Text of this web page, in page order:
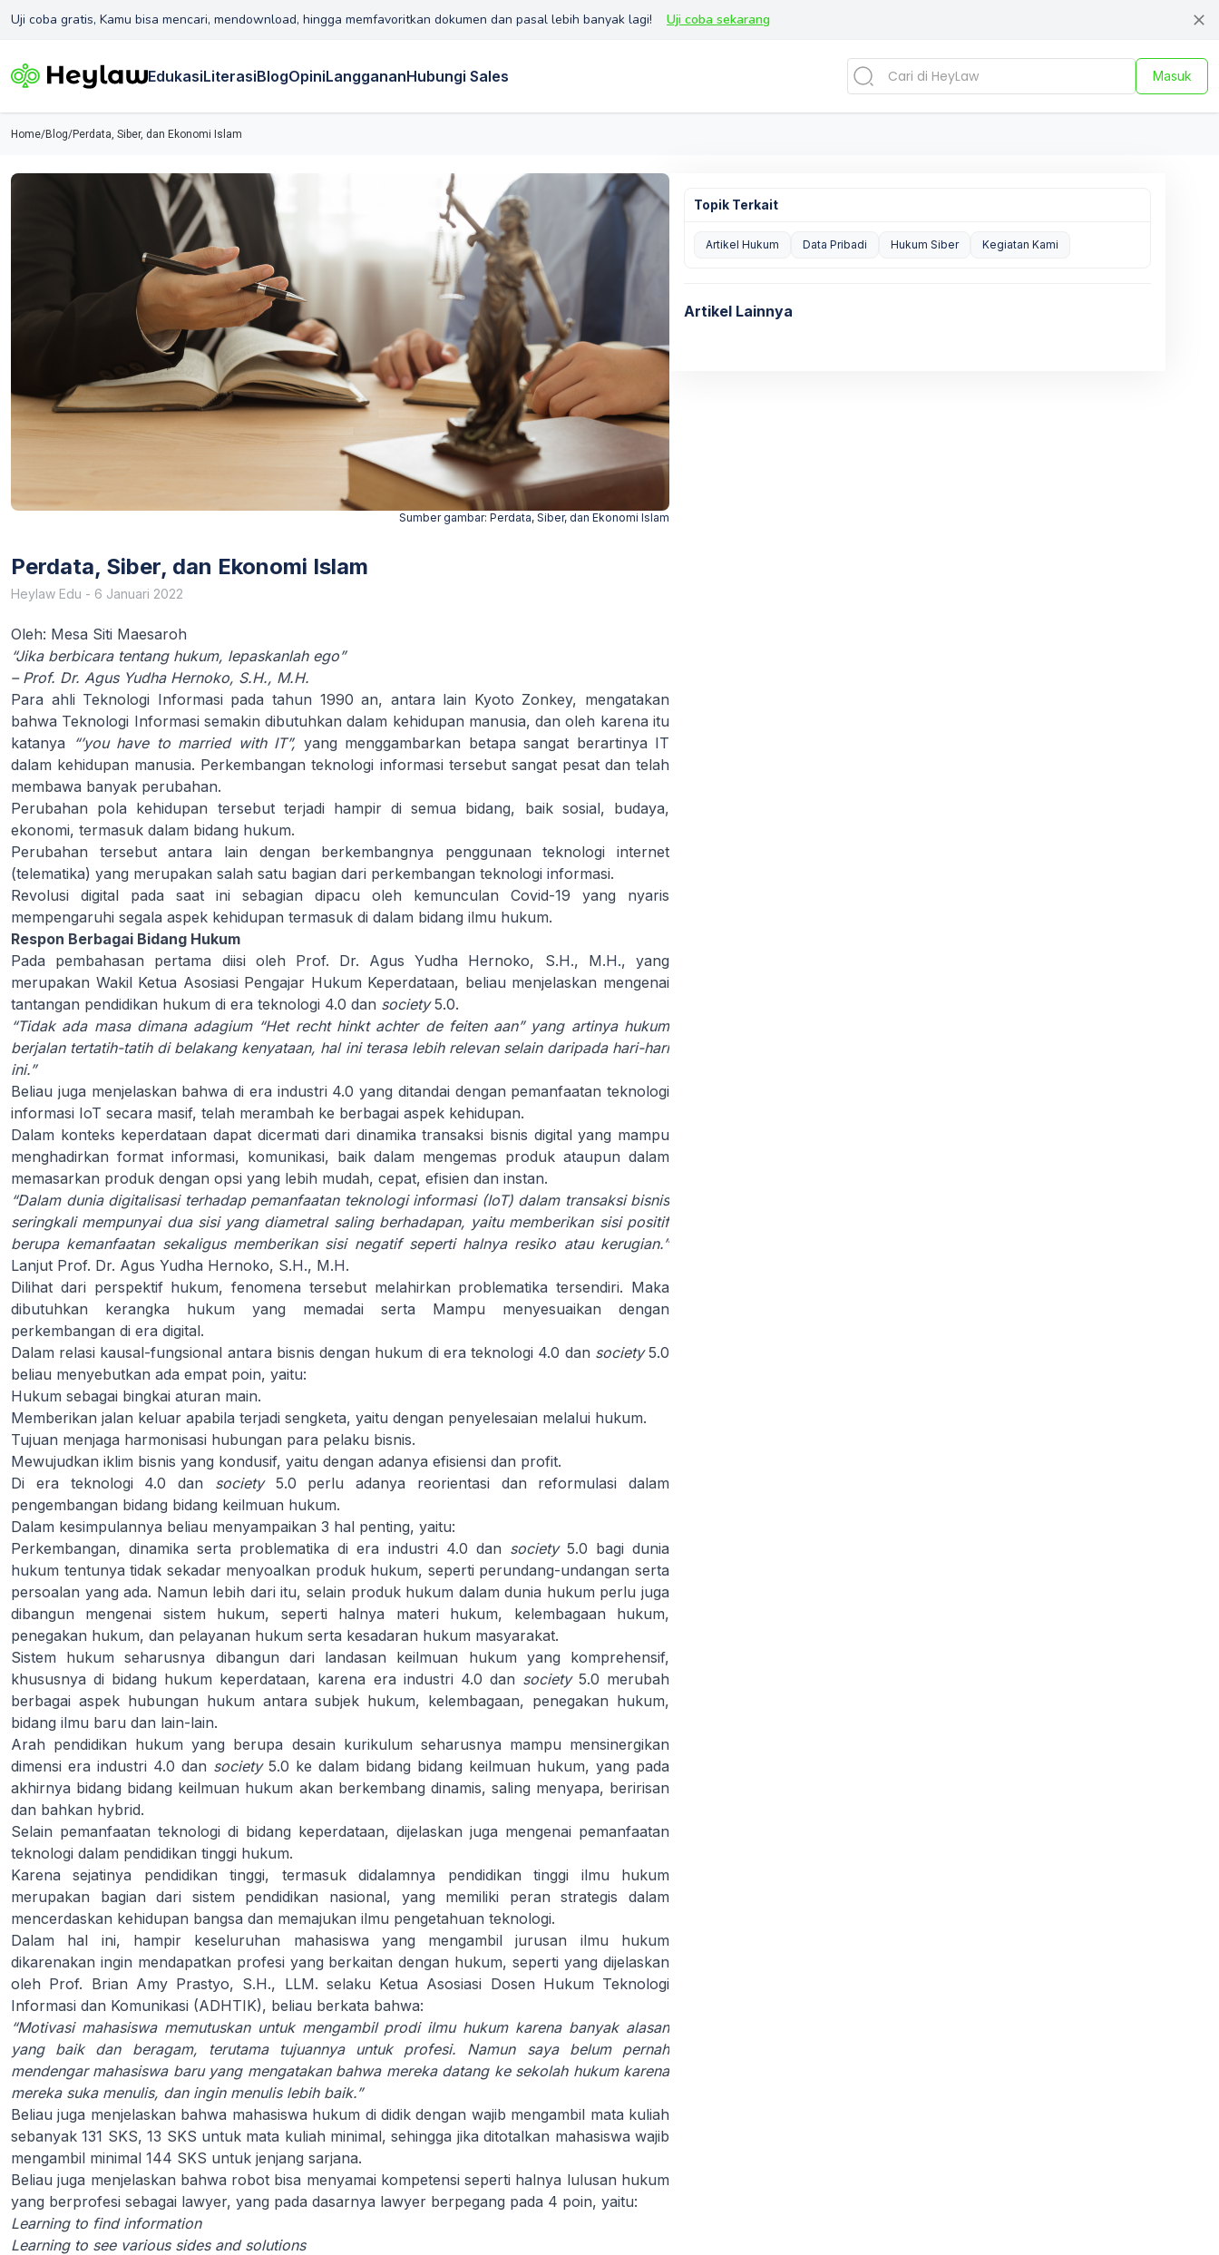
Uji coba gratis, Kamu bisa mencari, mendownload, hingga memfavoritkan dokumen dan pasal lebih banyak lagi! Uji coba sekarang
EdukasiLiterasiBlogOpiniLanggananHubungi Sales Masuk
Home/Blog/Perdata, Siber, dan Ekonomi Islam
Sumber gambar: Perdata, Siber, dan Ekonomi Islam
Perdata, Siber, dan Ekonomi Islam
Heylaw Edu - 6 Januari 2022
Oleh: Mesa Siti Maesaroh
“Jika berbicara tentang hukum, lepaskanlah ego”
– Prof. Dr. Agus Yudha Hernoko, S.H., M.H.
Para ahli Teknologi Informasi pada tahun 1990 an, antara lain Kyoto Zonkey, mengatakan
bahwa Teknologi Informasi semakin dibutuhkan dalam kehidupan manusia, dan oleh karena itu
katanya
“’you have to married with IT”, yang menggambarkan betapa sangat berartinya IT
dalam kehidupan manusia. Perkembangan teknologi informasi tersebut sangat pesat dan telah
membawa banyak perubahan.
Perubahan pola kehidupan tersebut terjadi hampir di semua bidang, baik sosial, budaya,
ekonomi, termasuk dalam bidang hukum.
Perubahan tersebut antara lain dengan berkembangnya penggunaan teknologi internet
(telematika) yang merupakan salah satu bagian dari perkembangan teknologi informasi.
Revolusi digital pada saat ini sebagian dipacu oleh kemunculan Covid-19 yang nyaris
mempengaruhi segala aspek kehidupan termasuk di dalam bidang ilmu hukum.
Respon Berbagai Bidang Hukum
Pada pembahasan pertama diisi oleh Prof. Dr. Agus Yudha Hernoko, S.H., M.H., yang
merupakan Wakil Ketua Asosiasi Pengajar Hukum Keperdataan, beliau menjelaskan mengenai
tantangan pendidikan hukum di era teknologi 4.0 dan society5.0.
“Tidak ada masa dimana adagium “Het recht hinkt achter de feiten aan” yang artinya hukum
berjalan tertatih-tatih di belakang kenyataan, hal ini terasa lebih relevan selain daripada hari-hari
ini.”
Beliau juga menjelaskan bahwa di era industri 4.0 yang ditandai dengan pemanfaatan teknologi
informasi IoT secara masif, telah merambah ke berbagai aspek kehidupan.
Dalam konteks keperdataan dapat dicermati dari dinamika transaksi bisnis digital yang mampu
menghadirkan format informasi, komunikasi, baik dalam mengemas produk ataupun dalam
memasarkan produk dengan opsi yang lebih mudah, cepat, efisien dan instan.
“Dalam dunia digitalisasi terhadap pemanfaatan teknologi informasi (IoT) dalam transaksi bisnis
seringkali mempunyai dua sisi yang diametral saling berhadapan, yaitu memberikan sisi positif
berupa kemanfaatan sekaligus memberikan sisi negatif seperti halnya resiko atau kerugian.”
Lanjut Prof. Dr. Agus Yudha Hernoko, S.H., M.H.
Dilihat dari perspektif hukum, fenomena tersebut melahirkan problematika tersendiri. Maka
dibutuhkan kerangka hukum yang memadai serta Mampu menyesuaikan dengan
perkembangan di era digital.
Dalam relasi kausal-fungsional antara bisnis dengan hukum di era teknologi 4.0 dan society5.0
beliau menyebutkan ada empat poin, yaitu:
Hukum sebagai bingkai aturan main.
Memberikan jalan keluar apabila terjadi sengketa, yaitu dengan penyelesaian melalui hukum.
Tujuan menjaga harmonisasi hubungan para pelaku bisnis.
Mewujudkan iklim bisnis yang kondusif, yaitu dengan adanya efisiensi dan profit.
Di era teknologi 4.0 dan society5.0 perlu adanya reorientasi dan reformulasi dalam
pengembangan bidang bidang keilmuan hukum.
Dalam kesimpulannya beliau menyampaikan 3 hal penting, yaitu:
Perkembangan, dinamika serta problematika di era industri 4.0 dan society 5.0 bagi dunia
hukum tentunya tidak sekadar menyoalkan produk hukum, seperti perundang-undangan serta
persoalan yang ada. Namun lebih dari itu, selain produk hukum dalam dunia hukum perlu juga
dibangun mengenai sistem hukum, seperti halnya materi hukum, kelembagaan hukum,
penegakan hukum, dan pelayanan hukum serta kesadaran hukum masyarakat.
Sistem hukum seharusnya dibangun dari landasan keilmuan hukum yang komprehensif,
khususnya di bidang hukum keperdataan, karena era industri 4.0 dan society 5.0 merubah
berbagai aspek hubungan hukum antara subjek hukum, kelembagaan, penegakan hukum,
bidang ilmu baru dan lain-lain.
Arah pendidikan hukum yang berupa desain kurikulum seharusnya mampu mensinergikan
dimensi era industri 4.0 dan society5.0 ke dalam bidang bidang keilmuan hukum, yang pada
akhirnya bidang bidang keilmuan hukum akan berkembang dinamis, saling menyapa, beririsan
dan bahkan hybrid.
Selain pemanfaatan teknologi di bidang keperdataan, dijelaskan juga mengenai pemanfaatan
teknologi dalam pendidikan tinggi hukum.
Karena sejatinya pendidikan tinggi, termasuk didalamnya pendidikan tinggi ilmu hukum
merupakan bagian dari sistem pendidikan nasional, yang memiliki peran strategis dalam
mencerdaskan kehidupan bangsa dan memajukan ilmu pengetahuan teknologi.
Dalam hal ini, hampir keseluruhan mahasiswa yang mengambil jurusan ilmu hukum
dikarenakan ingin mendapatkan profesi yang berkaitan dengan hukum, seperti yang dijelaskan
oleh Prof. Brian Amy Prastyo, S.H., LLM. selaku Ketua Asosiasi Dosen Hukum Teknologi
Informasi dan Komunikasi (ADHTIK), beliau berkata bahwa:
“Motivasi mahasiswa memutuskan untuk mengambil prodi ilmu hukum karena banyak alasan
yang baik dan beragam, terutama tujuannya untuk profesi. Namun saya belum pernah
mendengar mahasiswa baru yang mengatakan bahwa mereka datang ke sekolah hukum karena
mereka suka menulis, dan ingin menulis lebih baik.”
Beliau juga menjelaskan bahwa mahasiswa hukum di didik dengan wajib mengambil mata kuliah
sebanyak 131 SKS, 13 SKS untuk mata kuliah minimal, sehingga jika ditotalkan mahasiswa wajib
mengambil minimal 144 SKS untuk jenjang sarjana.
Beliau juga menjelaskan bahwa robot bisa menyamai kompetensi seperti halnya lulusan hukum
yang berprofesi sebagai lawyer, yang pada dasarnya lawyer berpegang pada 4 poin, yaitu:
Learning to find information
Learning to see various sides and solutions
Topik Terkait
Artikel Hukum Data Pribadi Hukum Siber Kegiatan Kami
Artikel Lainnya